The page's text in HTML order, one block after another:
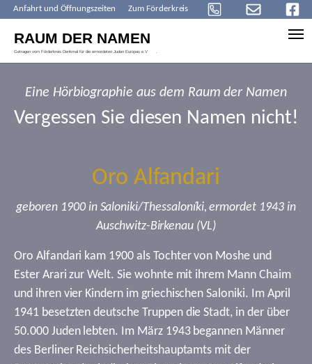
Anfahrt und Öffnungszeiten Zum Förderkreis
Eine Hörbiographie aus dem Raum der Namen
Vergessen Sie diesen Namen nicht!
Oro Alfandari
geboren 1900 in Saloniki/Thessaloníki, ermordet 1943 in
Auschwitz-Birkenau (VL)
Oro Alfandari kam 1900 als Tochter von Moshe und
Ester Arari zur Welt. Sie wohnte mit ihrem Mann Chaim
und ihren vier Kindern im griechischen Saloniki. Im April
1941 besetzten deutsche Truppen die Stadt, in der über
50.000 Juden lebten. Im März 1943 begannen Männer
des Berliner Reichsicherheitshauptamts mit der